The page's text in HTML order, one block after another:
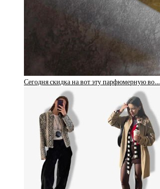
Сегодня скидка на вот эту парфюмерную во…